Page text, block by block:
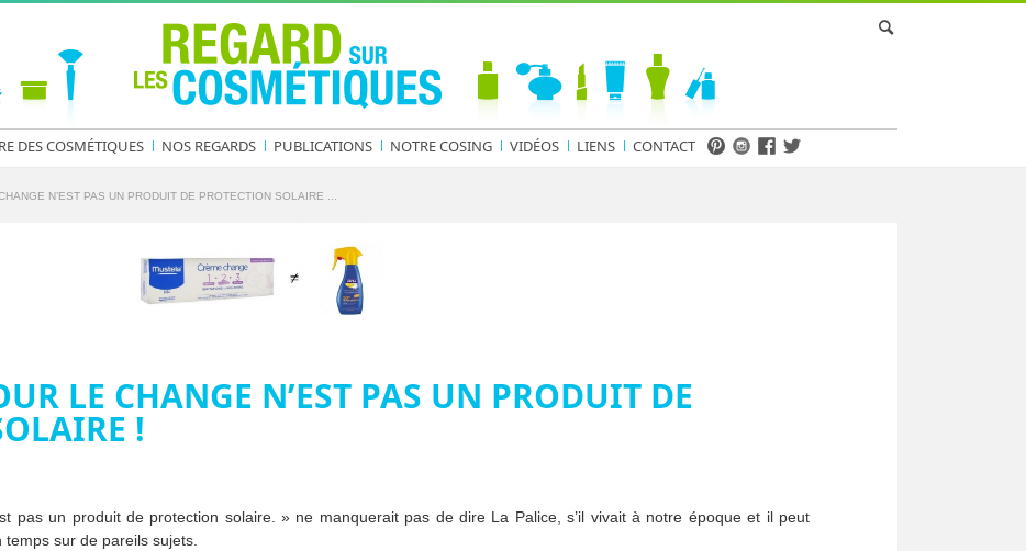
DES COSMÉTIQUES NOS REGARDS PUBLICATIONS NOTRE COSING VIDÉOS LIENS CONTACT
N’EST PAS UN PRODUIT DE PROTECTION SOLAIRE ...
LE CHANGE N’EST PAS UN PRODUIT DE
!
pas un produit de protection solaire. » ne manquerait pas de dire La Palice, s’il vivait à notre époque et il peut
sur de pareils sujets.